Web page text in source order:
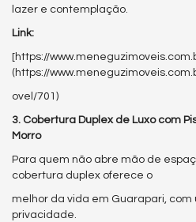
lazer e contemplação.
Link:
[https://
(https://
ovel/701)
3. Cobertura Duplex de Luxo com
Morro
Para quem não abre mão de
cobertura duplex oferece o
melhor da vida em Guarapari,
privacidade.